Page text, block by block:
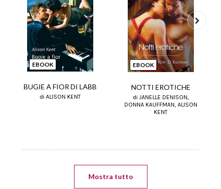
EBOOK
BUGIE A FIOR DI LABB
di ALISON KENT
EBOOK
NOTTI EROTICHE
di JANELLE DENISON,
DONNA KAUFFMAN, ALISON
KENT
Next
Mostra tutto